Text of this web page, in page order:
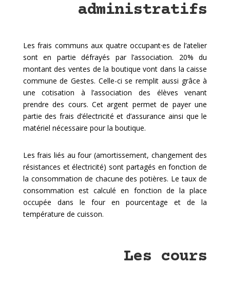
administratifs
Les frais communs aux quatre occupant·es de l’atelier
sont en partie défrayés par l’association. 20% du
montant des ventes de la boutique vont dans la caisse
commune de Gestes. Celle-ci se remplit aussi grâce à
une cotisation à l’association des élèves venant
prendre des cours. Cet argent permet de payer une
partie des frais d’électricité et d’assurance ainsi que le
matériel nécessaire pour la boutique.
Les frais liés au four (amortissement, changement des
résistances et électricité) sont partagés en fonction de
la consommation de chacune des potières. Le taux de
consommation est calculé en fonction de la place
occupée dans le four en pourcentage et de la
température de cuisson.
Les cours